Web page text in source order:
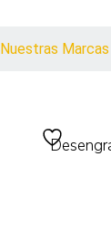
Nuestras Marcas